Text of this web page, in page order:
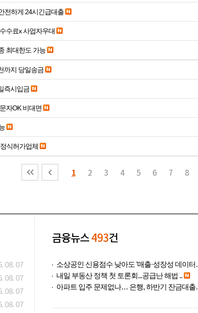
전하게 24시긴급대출
전국 비대면 급하신분 당일입금 수수료x 사업자우대
최대한도 가능
까지 당일송금
즉시입금
자OK 비대면
식허가업체
1 2 3 4 5 6 7 8
08. 07
08. 07
08. 07
08. 07
금융뉴스493건
소상공
내일 부동산 정책 첫 토론회...공급난 해법 ..
아파트